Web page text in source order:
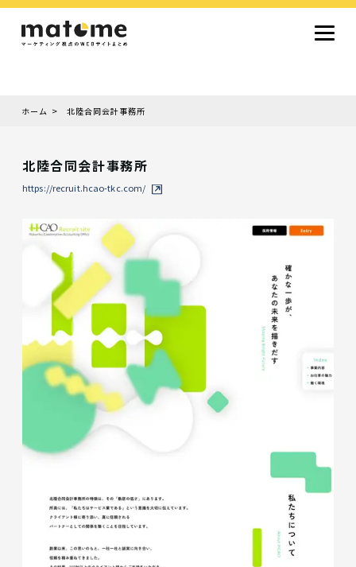
採用サイト
コーポレートサイト
オウンドメディア
ランディングページ
サービスサイト
Design
シンプルデザイン
クール・モダン
ナチュラル・温もり系
和風・ジャパニーズ
雑誌風・エディトリアル
イラスト
ミニマルデザイン
タイポグラフィ重視
グラデーション
高級感・ラグジュアリー
グリッドデザイン
フラットデザイン
モーション・アニメーション
テクスチャ・素材感
シングルページ
Color
色から探す
カラフル・多色
シルバー・銀色
ゴールド・金色
パープル・紫色
ブラウン・茶色
グリーン・緑色
ブルー・青色
イエロー・黄色
オレンジ・橙色
レッド・赤色
ピンク・桃色
グレー・灰色
ブラック・黒色
ホワイト・白色
ライトブルー・水色
ネイビー・紺色
Service
業種・職種から探す
ファッション・トレンド
デザイン・ブランディング
働き方・組織文化・価値観
NPO・自治体・行政
銀行・金融・フィンテック
健康・フィットネス
車・バイク・乗り物
建築・不動産・空間デザイン
文化・伝統・アート
クリエイティブ・マーケティング
ペット・動物
美容・エステ
教育・子育て・スクール
レストラン・飲食・ウェディング
旅行・観光・ホテル・旅館
医療・介護・ヘルスケア
音楽・映像・エンタメ
IT・ツール・アプリ
農業・畜産・食品
製造・素材・化学
コンサルティング・投資
土木・建設・インフラ整備
デジタルマーケティング・広告
化粧品・美容製品
人材紹介・派遣
法律・会計・士業
製薬・バイオテクノロジー
ホーム 北陸合同会計事務所
北陸合同会計事務所
https://recruit.hcao-tkc.com/